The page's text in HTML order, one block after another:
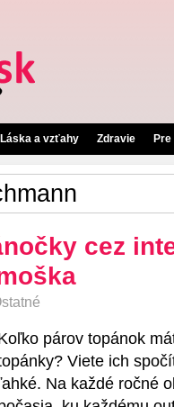
Láska a vzťahy Zdravie
cez
párov topánok
Viete ich
Na každé ročné